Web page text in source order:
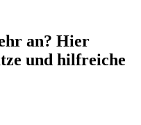
an? Hier
und hilfreiche